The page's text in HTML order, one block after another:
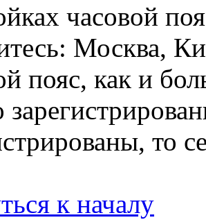
часовой
Москва,
пояс, как и
то
к началу